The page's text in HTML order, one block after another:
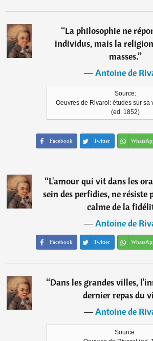
“La philosophie ne
individus, mais la
masses.”
―Antoine de
Source:
Oeuvres de Rivarol: études sur sa
(ed. 1852)
Facebook Twitter
“L'amour qui vit dans les
sein des perfidies, ne résiste
calme de la
―Antoine de
Facebook Twitter
“Dans les grandes villes,
dernier repas du
―Antoine de
Source: